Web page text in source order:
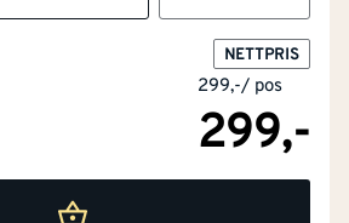
NETTPRIS
299,-/ pos
299,-